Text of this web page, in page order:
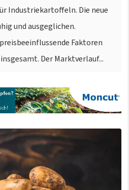
Industriekartoffeln. Die neue
und ausgeglichen.
Faktoren
Der Marktverlauf...